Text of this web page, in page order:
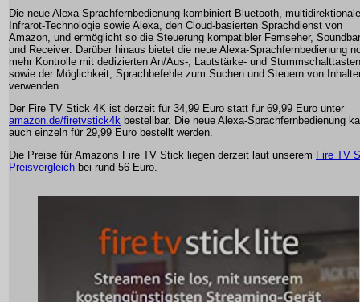
Die neue Alexa-Sprachfernbedienung kombiniert Bluetooth, multidirektionale
Infrarot-Technologie sowie Alexa, den Cloud-basierten Sprachdienst von
Amazon, und ermöglicht so die Steuerung kompatibler Fernseher,
und Receiver. Darüber hinaus bietet die neue Alexa-Sprachfernbedienung
mehr Kontrolle mit dedizierten An/Aus-, Lautstärke- und Stummschalttasten
sowie der Möglichkeit, Sprachbefehle zum Suchen und Steuern von
verwenden.
Der Fire TV Stick 4K ist derzeit für 34,99 Euro statt für 69,99 Euro unter
amazon.de/firetvstick4k bestellbar. Die neue Alexa-Sprachfernbedienung
auch einzeln für 29,99 Euro bestellt werden.
Die Preise für Amazons Fire TV Stick liegen derzeit laut unserem Fire TV
Preisvergleich bei rund 56 Euro.